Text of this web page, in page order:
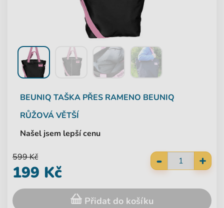
BEUNIQ TAŠKA PŘES RAMENO BEUNIQ
RŮŽOVÁ VĚTŠÍ
Našel jsem lepší cenu
- +
599 Kč
199 Kč
Přidat do košíku